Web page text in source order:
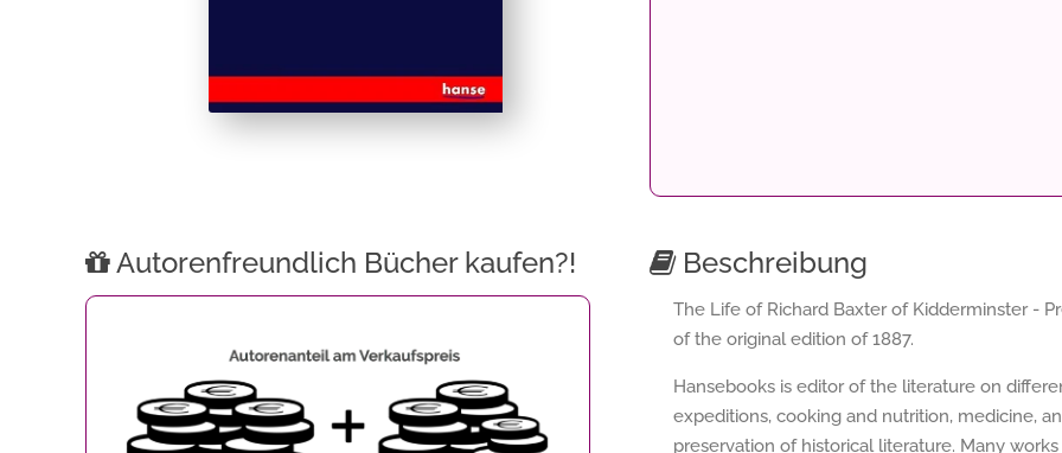
Autorenfreundlich Bücher kaufen?! Beschreibung
The Life of Richard Baxter of Kidderminster -
of the original edition of 1887.
Hansebooks is editor of the literature on
expeditions, cooking and nutrition, medicine,
preservation of historical literature. Many